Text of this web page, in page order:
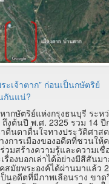
ระเจ้าตาก” ก่อนเป็นกษัตริย์
กันแน่?
ากษัตริย์แห่งกรุงธนบุรี ระห
งต้นปี พ.ศ. 2325 รวม 14 ปี
ตื่นตาตื่นใจทางประวัติศาส
งการเมืองของอดีตที่ชวนให้
วมสร้างความรู้และความเชื่
องบอกเล่าได้อย่างมีสีสันม
มัยพระองค์ได้ผ่านมาแล้ว 2
นอดีตที่มีภาพเลือนราง ขา